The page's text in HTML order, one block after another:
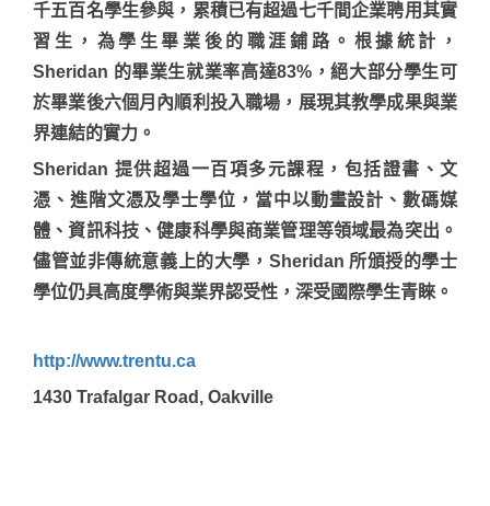
千五百名學生參與，累積已有超過七千間企業聘用其實
習生，為學生畢業後的職涯鋪路。根據統計，
Sheridan 的畢業生就業率高達83%，絕大部分學生可
於畢業後六個月內順利投入職場，展現其教學成果與業
界連結的實力。
Sheridan 提供超過一百項多元課程，包括證書、文
憑、進階文憑及學士學位，當中以動畫設計、數碼媒
體、資訊科技、健康科學與商業管理等領域最為突出。
儘管並非傳統意義上的大學，Sheridan 所頒授的學士
學位仍具高度學術與業界認受性，深受國際學生青睞。
http://www.trentu.ca
1430 Trafalgar Road, Oakville